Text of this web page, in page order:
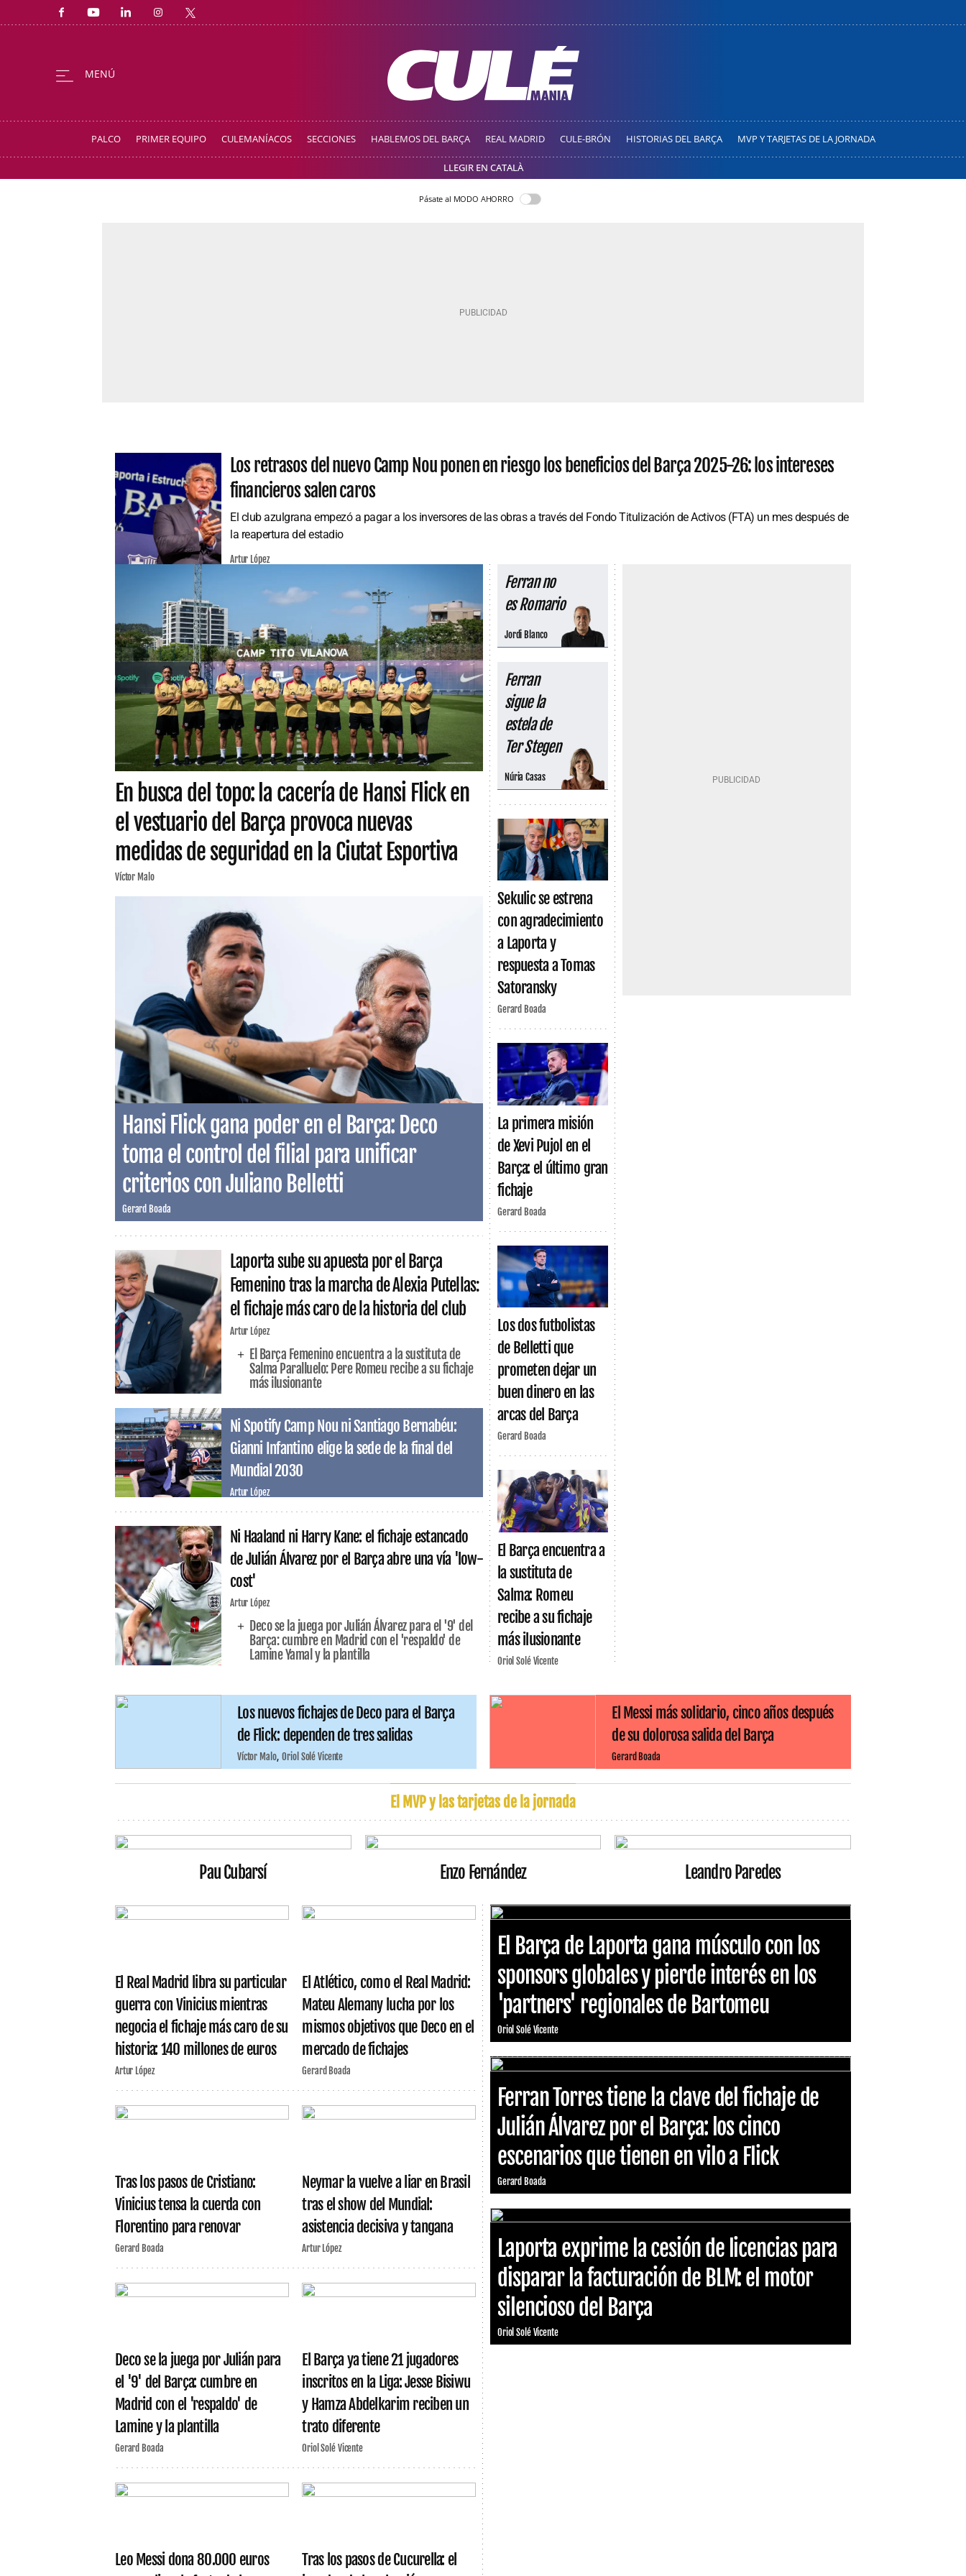
PALCO PRIMER EQUIPO CULEMANÍACOS SECCIONES HABLEMOS DEL BARÇA REAL MADRID CULE-BRÓN HISTORIAS DEL BARÇA MVP Y TARJETAS DE LA JORNADA
LLEGIR EN CATALÀ
Pásate al MODO AHORRO
Los retrasos del nuevo Camp Nou ponen en riesgo los beneficios del Barça 2025-26: los intereses
financieros salen caros
El club azulgrana empezó a pagar a los inversores de las obras a través del Fondo Titulización de Activos (FTA) un mes después de
la reapertura del estadio
Artur López
En busca del topo: la cacería de Hansi Flick en
el vestuario del Barça provoca nuevas
medidas de seguridad en la Ciutat Esportiva
Víctor Malo
Hansi Flick gana poder en el Barça: Deco
toma el control del filial para unificar
criterios con Juliano Belletti
Gerard Boada
Laporta sube su apuesta por el Barça
Femenino tras la marcha de Alexia Putellas:
el fichaje más caro de la historia del club
Artur López
El Barça Femenino encuentra a la sustituta de
Salma Paralluelo: Pere Romeu recibe a su fichaje
más ilusionante
Ni Spotify Camp Nou ni Santiago Bernabéu:
Gianni Infantino elige la sede de la final del
Mundial 2030
Artur López
Ni Haaland ni Harry Kane: el fichaje estancado
de Julián Álvarez por el Barça abre una vía 'low-
cost'
Artur López
Deco se la juega por Julián Álvarez para el '9' del
Barça: cumbre en Madrid con el 'respaldo' de
Lamine Yamal y la plantilla
Ferran no
es Romario
Jordi Blanco
Ferran
sigue la
estela de
Ter Stegen
Núria Casas
Sekulic se estrena
con agradecimiento
a Laporta y
respuesta a Tomas
Satoransky
Gerard Boada
La primera misión
de Xevi Pujol en el
Barça: el último gran
fichaje
Gerard Boada
Los dos futbolistas
de Belletti que
prometen dejar un
buen dinero en las
arcas del Barça
Gerard Boada
El Barça encuentra a
la sustituta de
Salma: Romeu
recibe a su fichaje
más ilusionante
Oriol Solé Vicente
Los nuevos fichajes de Deco para el Barça
de Flick: dependen de tres salidas
Víctor Malo Oriol Solé Vicente
El Messi más solidario, cinco años después
de su dolorosa salida del Barça
Gerard Boada
El MVP y las tarjetas de la jornada
Pau Cubarsí Enzo Fernández Leandro Paredes
El Real Madrid libra su particular
guerra con Vinicius mientras
negocia el fichaje más caro de su
historia: 140 millones de euros
Artur López
El Atlético, como el Real Madrid:
Mateu Alemany lucha por los
mismos objetivos que Deco en el
mercado de fichajes
Gerard Boada
Tras los pasos de Cristiano:
Vinicius tensa la cuerda con
Florentino para renovar
Gerard Boada
Neymar la vuelve a liar en Brasil
tras el show del Mundial:
asistencia decisiva y tangana
Artur López
Deco se la juega por Julián para
el '9' del Barça: cumbre en
Madrid con el 'respaldo' de
Lamine y la plantilla
Gerard Boada
El Barça ya tiene 21 jugadores
inscritos en la Liga: Jesse Bisiwu
y Hamza Abdelkarim reciben un
trato diferente
Oriol Solé Vicente
Leo Messi dona 80.000 euros
Tras los pasos de Cucurella: el
El Barça de Laporta gana músculo con los
sponsors globales y pierde interés en los
'partners' regionales de Bartomeu
Oriol Solé Vicente
Ferran Torres tiene la clave del fichaje de
Julián Álvarez por el Barça: los cinco
escenarios que tienen en vilo a Flick
Gerard Boada
Laporta exprime la cesión de licencias para
disparar la facturación de BLM: el motor
silencioso del Barça
Oriol Solé Vicente